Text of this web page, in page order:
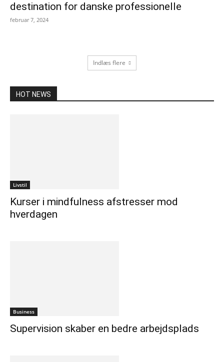
destination for danske professionelle
februar 7, 2024
Indlæs flere
HOT NEWS
Livstil
Kurser i mindfulness afstresser mod
hverdagen
Business
Supervision skaber en bedre arbejdsplads